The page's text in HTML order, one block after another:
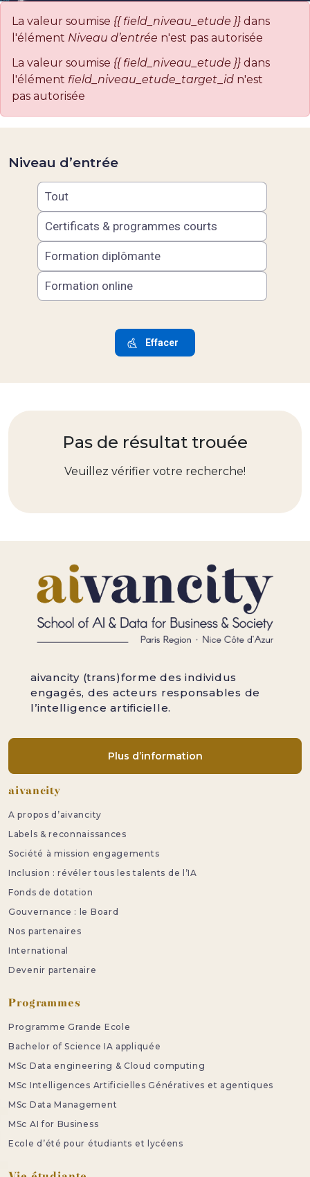
Message d'erreur
La valeur soumise {{ field_niveau_etude }} dans
l'élément Niveau d’entrée n'est pas autorisée
La valeur soumise {{ field_niveau_etude }} dans
l'élément field_niveau_etude_target_id n'est
pas autorisée
Niveau d’entrée
Tout
Certificats & programmes courts
Formation diplômante
Formation online
Pas de résultat trouée
Veuillez vérifier votre recherche!
aivancity (trans)forme des individus
engagés, des acteurs responsables de
l’intelligence artificielle.
Plus d’information
Pied de page
aivancity
A propos d’aivancity
Labels & reconnaissances
Société à mission engagements
Inclusion : révéler tous les talents de l’IA
Fonds de dotation
Gouvernance : le Board
Nos partenaires
International
Devenir partenaire
Programmes
Programme Grande Ecole
Bachelor of Science IA appliquée
MSc Data engineering & Cloud computing
MSc Intelligences Artificielles Génératives et agentiques
MSc Data Management
MSc AI for Business
Ecole d’été pour étudiants et lycéens